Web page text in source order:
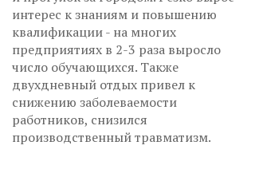
интерес к знаниям и повышению
квалификации - на многих
предприятиях в 2-3 раза выросло
число обучающихся. Также
двухдневный отдых привел к
снижению заболеваемости
работников, снизился
производственный травматизм.